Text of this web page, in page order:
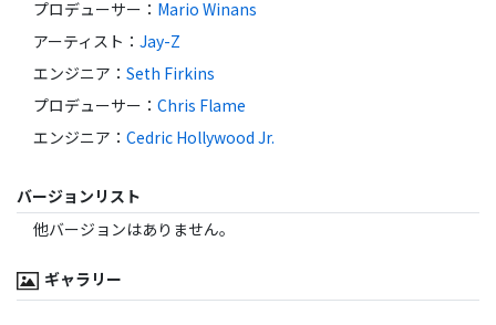
プロデューサー ： Mario Winans
アーティスト ： Jay-Z
エンジニア ： Seth Firkins
プロデューサー ： Chris Flame
エンジニア ： Cedric Hollywood Jr.
バージョンリスト
他バージョンはありません。
ギャラリー